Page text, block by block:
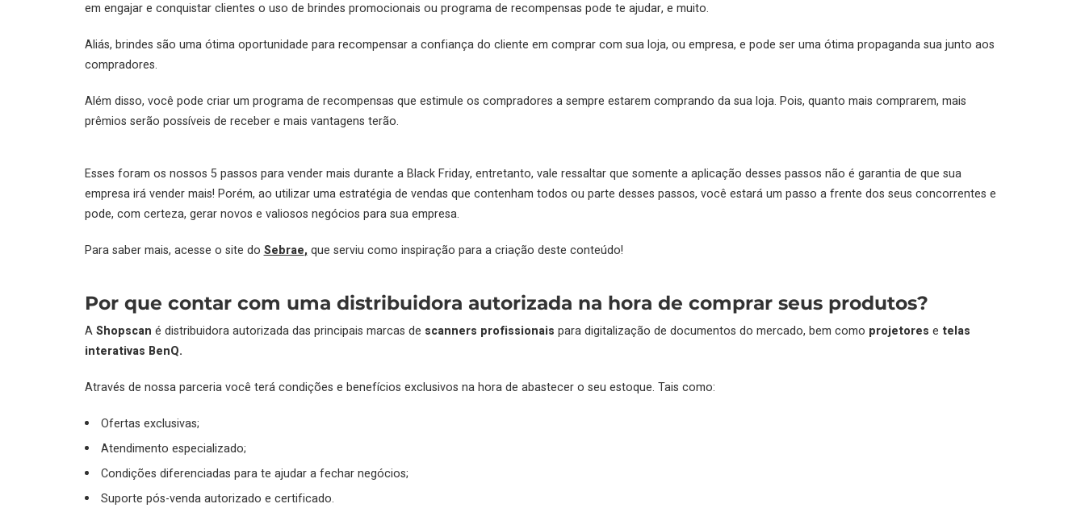
em engajar e conquistar clientes o uso de brindes promocionais ou programa de recompensas pode te ajudar, e muito.
Aliás, brindes são uma ótima oportunidade para recompensar a confiança do cliente em comprar com sua loja, ou empresa, e pode ser uma ótima propaganda sua junto aos
compradores.
Além disso, você pode criar um programa de recompensas que estimule os compradores a sempre estarem comprando da sua loja. Pois, quanto mais comprarem, mais
prêmios serão possíveis de receber e mais vantagens terão.
Esses foram os nossos 5 passos para vender mais durante a Black Friday, entretanto, vale ressaltar que somente a aplicação desses passos não é garantia de que sua
empresa irá vender mais! Porém, ao utilizar uma estratégia de vendas que contenham todos ou parte desses passos, você estará um passo a frente dos seus concorrentes e
pode, com certeza, gerar novos e valiosos negócios para sua empresa.
Para saber mais, acesse o site do Sebrae, que serviu como inspiração para a criação deste conteúdo!
Por que contar com uma distribuidora autorizada na hora de comprar seus produtos?
AShopscan é distribuidora autorizada das principais marcas de scanners profissionais para digitalização de documentos do mercado, bem como projetores e telas
interativas BenQ.
Através de nossa parceria você terá condições e benefícios exclusivos na hora de abastecer o seu estoque. Tais como:
Ofertas exclusivas;
Atendimento especializado;
Condições diferenciadas para te ajudar a fechar negócios;
Suporte pós-venda autorizado e certificado.